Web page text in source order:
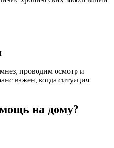
проводим осмотр и
важен, когда ситуация
на дому?